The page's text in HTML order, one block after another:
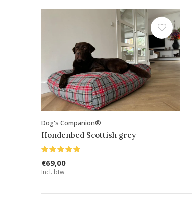
Dog's Companion®
Hondenbed Scottish grey
€69,00
Incl. btw